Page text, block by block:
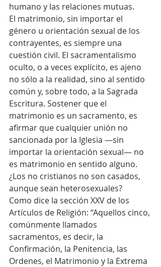
humano y las relaciones mutuas.
El matrimonio, sin importar el
género u orientación sexual de los
contrayentes, es siempre una
cuestión civil. El sacramentalismo
oculto, o a veces explícito, es ajeno
no sólo a la realidad, sino al sentido
común y, sobre todo, a la Sagrada
Escritura. Sostener que el
matrimonio es un sacramento, es
afirmar que cualquier unión no
sancionada por la Iglesia —sin
importar la orientación sexual— no
es matrimonio en sentido alguno.
¿Los no cristianos no son casados,
aunque sean heterosexuales?
Como dice la sección XXV de los
Artículos de Religión: “Aquellos cinco,
comúnmente llamados
sacramentos, es decir, la
Confirmación, la Penitencia, las
Ordenes, el Matrimonio y la Extrema